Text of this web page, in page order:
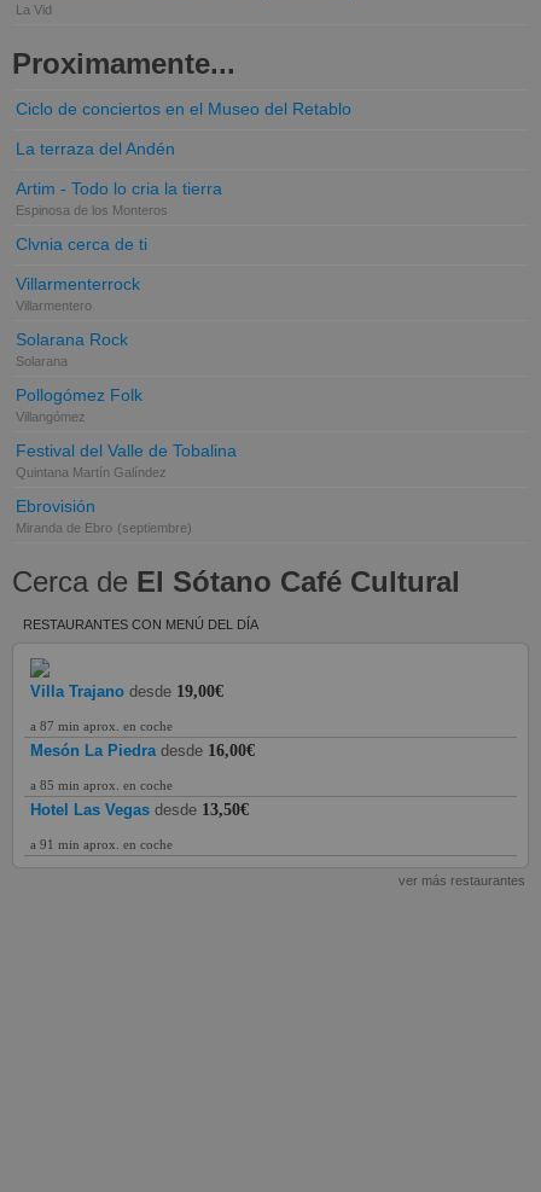
La Vid
Proximamente...
Ciclo de conciertos en el Museo del Retablo
La terraza del Andén
Artim - Todo lo cria la tierra
Espinosa de los Monteros
Clvnia cerca de ti
Villarmenterrock
Villarmentero
Solarana Rock
Solarana
Pollogómez Folk
Villangómez
Festival del Valle de Tobalina
Quintana Martín Galíndez
Ebrovisión
Miranda de Ebro (septiembre)
Cerca de El Sótano Café Cultural
RESTAURANTES CON MENÚ DEL DÍA
Villa Trajano desde 19,00€
a 87 min aprox. en coche
Mesón La Piedra desde 16,00€
a 85 min aprox. en coche
Hotel Las Vegas desde 13,50€
a 91 min aprox. en coche
ver más restaurantes